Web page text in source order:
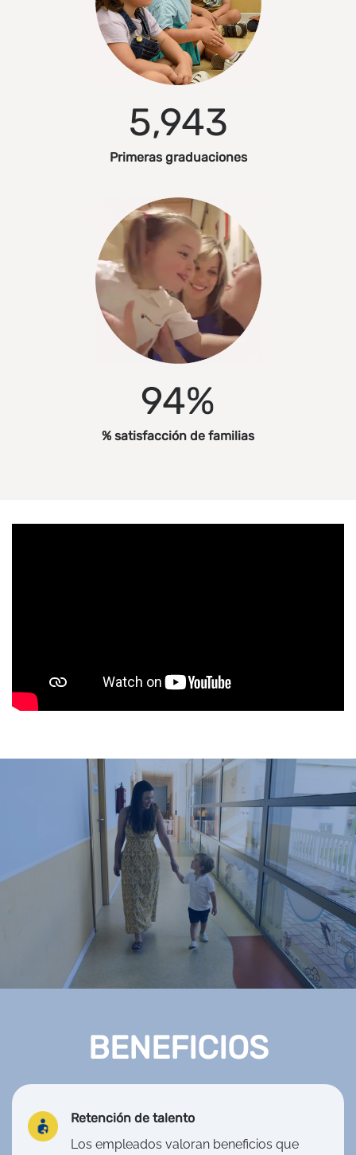
5,943
Primeras graduaciones
94%
% satisfacción de familias
BENEFICIOS
Retención de talento
Los empleados valoran beneficios que